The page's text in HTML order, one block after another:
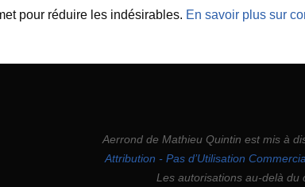
pour réduire les indésirables. En savoir plus sur
Aerrond de Mathieu Quintin est mis à
Attribution - Pas d’Utilisation
Les autorisations au-delà du